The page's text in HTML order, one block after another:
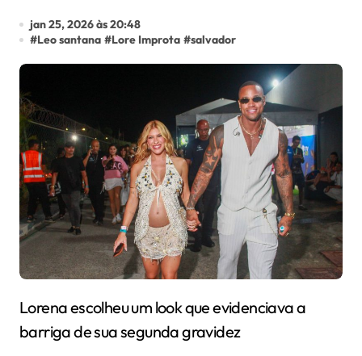
jan 25, 2026 às 20:48
#Leo santana #Lore Improta #salvador
Lorena escolheu um look que evidenciava a
barriga de sua segunda gravidez